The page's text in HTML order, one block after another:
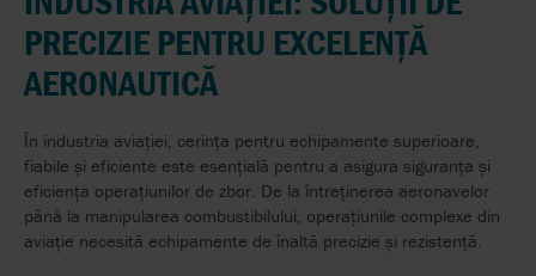
PRECIZIE PENTRU EXCELENȚĂ
AERONAUTICĂ
În industria aviației, cerința pentru echipamente superioare,
fiabile și eficiente este esențială pentru a asigura siguranța și
eficiența operațiunilor de zbor. De la întreținerea aeronavelor
până la manipularea combustibilului, operațiunile complexe din
aviație necesită echipamente de înaltă precizie și rezistență.